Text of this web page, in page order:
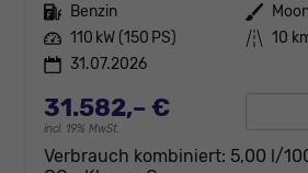
Kraftstoff Benzin Außenfarbe
Leistung 110 kW (150 PS) Kilometerstand 10
31.07.2026
31.582,– €
incl. 19% MwSt.
Verbrauch kombiniert: 5,00 l/